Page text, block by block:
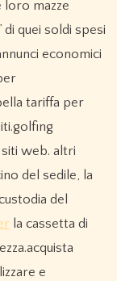
mazze
quei soldi spesi
economici
tariffa per
web. altri
del sedile, la
del
la cassetta di
e